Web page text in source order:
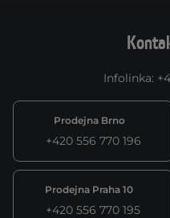
Infolinka:
Prodejna Brno
+420 556 770 196
Prodejna Praha 10
+420 556 770 195